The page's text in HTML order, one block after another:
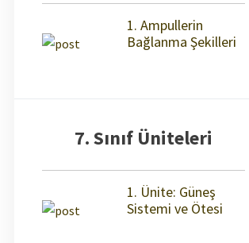
1. Ampullerin
Bağlanma Şekilleri
7. Sınıf Üniteleri
1. Ünite: Güneş
Sistemi ve Ötesi